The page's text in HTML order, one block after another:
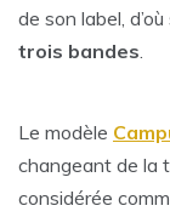
de son label,
trois bandes.
Le modèle
changeant de la
considérée